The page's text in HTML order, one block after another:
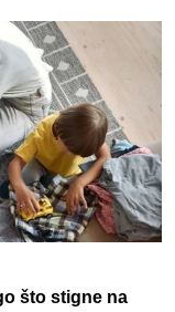
što stigne na